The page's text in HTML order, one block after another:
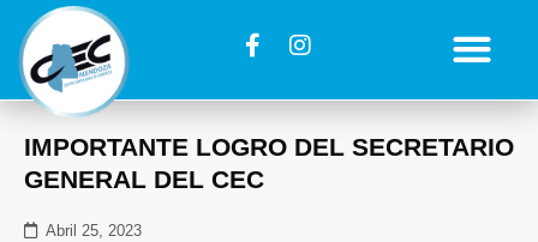
IMPORTANTE LOGRO DEL SECRETARIO
GENERAL DEL CEC
Abril 25, 2023